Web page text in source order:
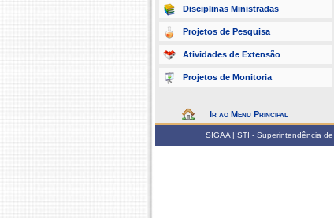
Disciplinas Ministradas
Projetos de Pesquisa
Atividades de Extensão
Projetos de Monitoria
Ir ao Menu Principal
SIGAA | STI - Superintendência